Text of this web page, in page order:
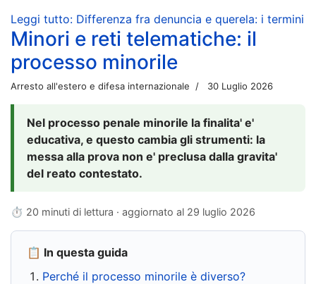
Leggi tutto: Differenza fra denuncia e querela: i termini
Minori e reti telematiche: il
processo minorile
Arresto all'estero e difesa internazionale 30 Luglio 2026
Nel processo penale minorile la finalita' e'
educativa, e questo cambia gli strumenti: la
messa alla prova non e' preclusa dalla gravita'
del reato contestato.
⏱ 20 minuti di lettura · aggiornato al 29 luglio 2026
📋 In questa guida
Perché il processo minorile è diverso?